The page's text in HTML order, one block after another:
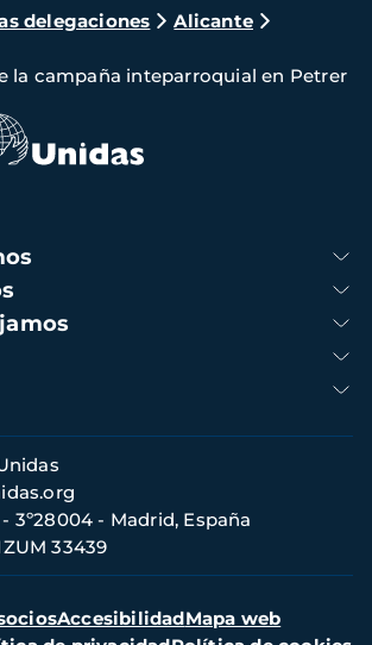
delegaciones
Alicante
la campaña inteparroquial en Petrer
3º28004 - Madrid, España
33439
AccesibilidadMapa web